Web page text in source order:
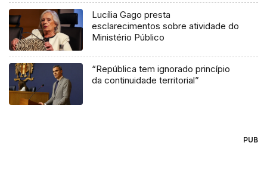
Lucília Gago presta
esclarecimentos sobre atividade do
Ministério Público
“República tem ignorado princípio
da continuidade territorial”
PUB